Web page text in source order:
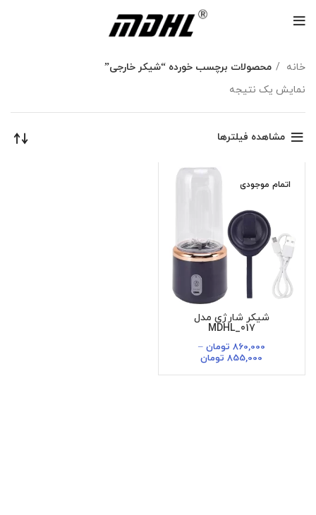
خانه
محصولات برچسب خورده “شیکر خارجی”
نمایش یک نتیجه
مشاهده فیلترها
اتمام موجودی
شیکر شارژی مدل
MDHL_017
860,000 تومان –
855,000 تومان